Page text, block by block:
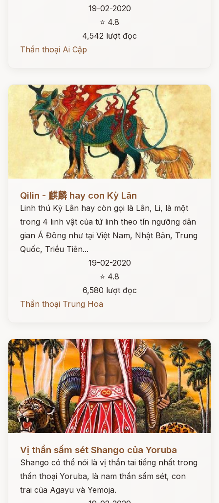
19-02-2020
⭐ 4.8
4,542 lượt đọc
Thần thoại Ai Cập
Qilin - 麒麟 hay con Kỳ Lân
Linh thú Kỳ Lân hay còn gọi là Lân, Li, là một
trong 4 linh vật của tứ linh theo tín ngưỡng dân
gian Á Đông như tại Việt Nam, Nhật Bản, Trung
Quốc, Triều Tiên...
19-02-2020
⭐ 4.8
6,580 lượt đọc
Thần thoại Trung Hoa
Đọc ngay
Vị thần sấm sét Shango của Yoruba
Shango có thể nói là vị thần tai tiếng nhất trong
thần thoại Yoruba, là nam thần sấm sét, con
trai của Agayu và Yemoja.